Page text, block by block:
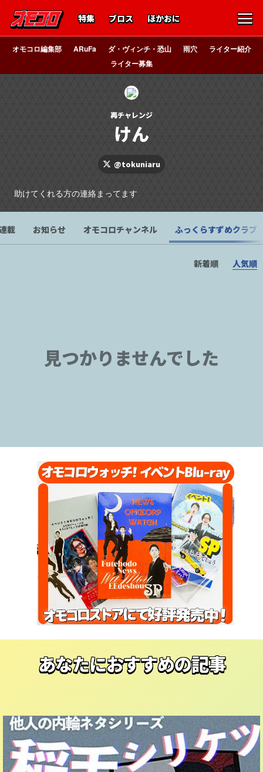
特集 ブロス ほかおに
オモコロ編集部 ARuFa ダ・ヴィンチ・恐山 雨穴
ライター紹介
ライター募集
再チャレンジ
けん
@tokuniaru
助けてくれる方の連絡まってます
載 お知らせ オモコロチャンネル ふっくらすずめクラブ
新着順 人気順
見つかりませんでした
あなたにおすすめの記事